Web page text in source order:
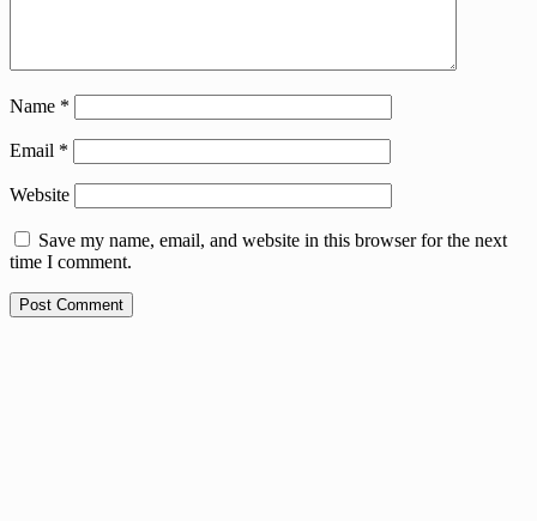
Name *
Email *
Website
Save my name, email, and website in this browser for the next
time I comment.